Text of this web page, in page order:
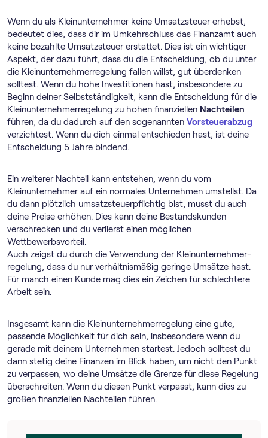
Wenn du als Kleinunternehmer keine Umsatzsteuer erhebst,
bedeutet dies, dass dir im Umkehrschluss das Finanzamt auch
keine bezahlte Umsatzsteuer erstattet. Dies ist ein wichtiger
Aspekt, der dazu führt, dass du die Entscheidung, ob du unter
die Klein­unternehmer­regelung fallen willst, gut überdenken
solltest. Wenn du hohe Investitionen hast, insbesondere zu
Beginn deiner Selbstständigkeit, kann die Entscheidung für die
Klein­unternehmer­regelung zu hohen finanziellen Nachteilen
führen, da du dadurch auf den sogenannten Vorsteuerabzug
verzichtest. Wenn du dich einmal entschieden hast, ist deine
Entscheidung 5 Jahre bindend.
Ein weiterer Nachteil kann entstehen, wenn du vom
Kleinunternehmer auf ein normales Unternehmen umstellst. Da
du dann plötzlich umsatzsteuerpflichtig bist, musst du auch
deine Preise erhöhen. Dies kann deine Bestandskunden
verschrecken und du verlierst einen möglichen
Wettbewerbsvorteil.
Auch zeigst du durch die Verwendung der Klein­unternehmer­
regelung, dass du nur verhältnismäßig geringe Umsätze hast.
Für manch einen Kunde mag dies ein Zeichen für schlechtere
Arbeit sein.
Insgesamt kann die Klein­unternehmer­regelung eine gute,
passende Möglichkeit für dich sein, insbesondere wenn du
gerade mit deinem Unternehmen startest. Jedoch solltest du
dann stetig deine Finanzen im Blick haben, um nicht den Punkt
zu verpassen, wo deine Umsätze die Grenze für diese Regelung
überschreiten. Wenn du diesen Punkt verpasst, kann dies zu
großen finanziellen Nachteilen führen.